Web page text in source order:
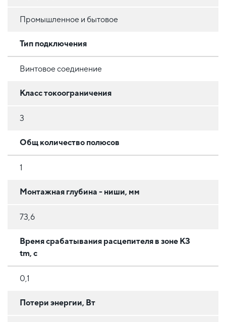
Промышленное и бытовое
Тип подключения
Винтовое соединение
Класс токоограничения
3
Общ количество полюсов
1
Монтажная глубина - ниши, мм
73,6
Время срабатывания расцепителя в зоне КЗ
tm, с
0,1
Потери энергии, Вт